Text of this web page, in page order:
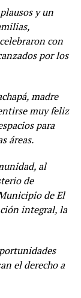
y un
con
por los
madre
muy feliz
para
áreas.
al
de
de El
integral, la
el derecho a